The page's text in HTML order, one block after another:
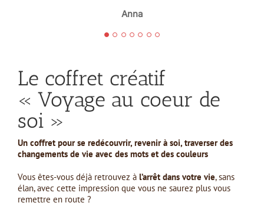
Anna
pouvoir parler à quelqu’un, se confier
sans être jugé a été une vraie
Jérémy
Le coffret créatif
« Voyage au coeur de
soi »
Un coffret pour se redécouvrir, revenir à soi, traverser des
changements de vie avec des mots et des couleurs
Vous êtes-vous déjà retrouvez à l’arrêt dans votre vie, sans
élan, avec cette impression que vous ne saurez plus vous
remettre en route ?